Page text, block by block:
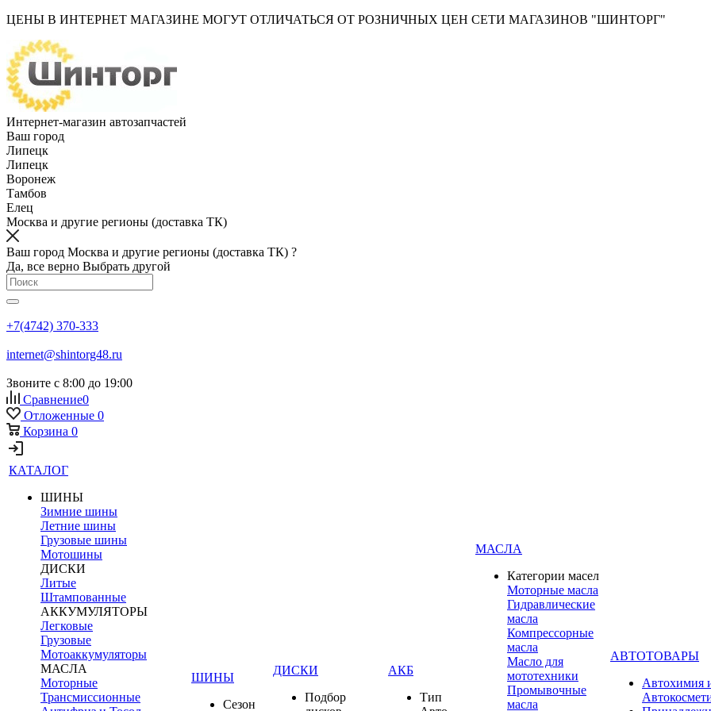
ЦЕНЫ В ИНТЕРНЕТ МАГАЗИНЕ МОГУТ ОТЛИЧАТЬСЯ ОТ РОЗНИЧНЫХ ЦЕН СЕТИ МАГАЗИНОВ "ШИНТОРГ"
Интернет-магазин автозапчастей
Ваш город
Липецк
Липецк
Воронеж
Тамбов
Елец
Москва и другие регионы (доставка ТК)
Ваш город Москва и другие регионы (доставка ТК) ?
Да, все верно Выбрать другой
+7(4742) 370-333
internet@shintorg48.ru
Звоните с 8:00 до 19:00
Сравнение0
Отложенные 0
Корзина 0
КАТАЛОГ
ШИНЫ
Зимние шины
Летние шины
Грузовые шины
Мотошины
ДИСКИ
Литые
Штампованные
АККУМУЛЯТОРЫ
Легковые
Грузовые
Мотоаккумуляторы
МАСЛА
Моторные
Трансмиссионные
ШИНЫ
Сезон
ДИСКИ
Подбор
АКБ
Тип
МАСЛА
Категории масел
Моторные масла
Гидравлические
масла
Компрессорные
масла
Масло для
мототехники
Промывочные
масла
АВТОТОВАРЫ
Автохимия